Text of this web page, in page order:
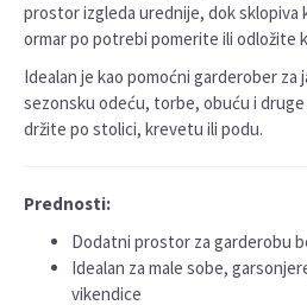
prostor izgleda urednije, dok sklopiva
ormar po potrebi pomerite ili odložite
Idealan je kao pomoćni garderober za
sezonsku odeću, torbe, obuću i
držite po stolici, krevetu ili podu.
Prednosti:
Dodatni prostor za garderobu
Idealan za male sobe,
vikendice